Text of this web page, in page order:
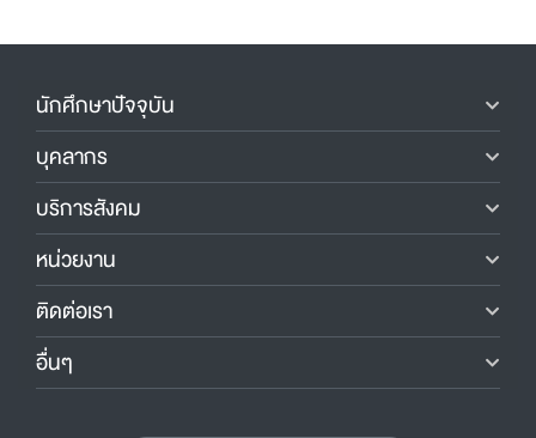
นักศึกษาปัจจุบัน
บุคลากร
บริการสังคม
หน่วยงาน
ติดต่อเรา
อื่นๆ